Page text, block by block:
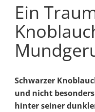
Ein
Schwarzer
und nicht
hinter seiner